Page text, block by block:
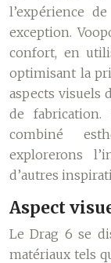
l’expérience
exception.
confort, en
optimisant la
aspects visuels
de
combiné
explorerons
d’autres
Aspect
Le Drag 6 se
matériaux tels